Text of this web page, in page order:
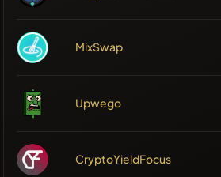
MixSwap
Upwego
CryptoYieldFocus